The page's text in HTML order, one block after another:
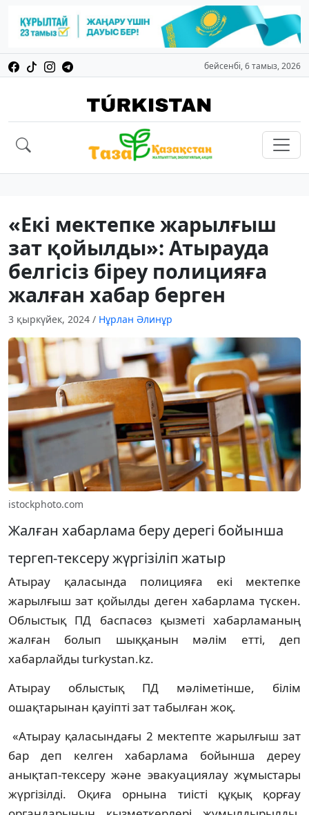
бейсенбі, 6 тамыз, 2026
«Екі мектепке жарылғыш
зат қойылды»: Атырауда
белгісіз біреу полицияға
жалған хабар берген
3 қыркүйек, 2024 / Нұрлан Әлинұр
istockphoto.com
Жалған хабарлама беру дерегі бойынша
тергеп-тексеру жүргізіліп жатыр
Атырау қаласында полицияға екі мектепке
жарылғыш зат қойылды деген хабарлама түскен.
Облыстық ПД баспасөз қызметі хабарламаның
жалған болып шыққанын мәлім етті, деп
хабарлайды turkystan.kz.
Атырау облыстық ПД мәліметінше, білім
ошақтарынан қауіпті зат табылған жоқ.
«Атырау қаласындағы 2 мектепте жарылғыш зат
бар деп келген хабарлама бойынша дереу
анықтап-тексеру және эвакуациялау жұмыстары
жүргізілді. Оқиға орнына тиісті құқық қорғау